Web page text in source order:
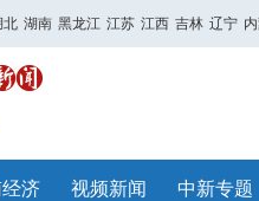
北 湖南 黑龙江 江苏 江西 吉林 辽宁
济 视频新闻 中新专题